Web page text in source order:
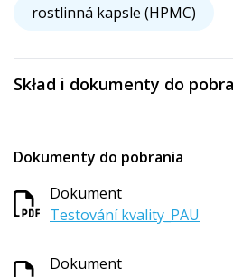
rostlinná kapsle (HPMC)
Skład i dokumenty do
Dokumenty do pobrania
Dokument
Testování kvality_PAU
Dokument